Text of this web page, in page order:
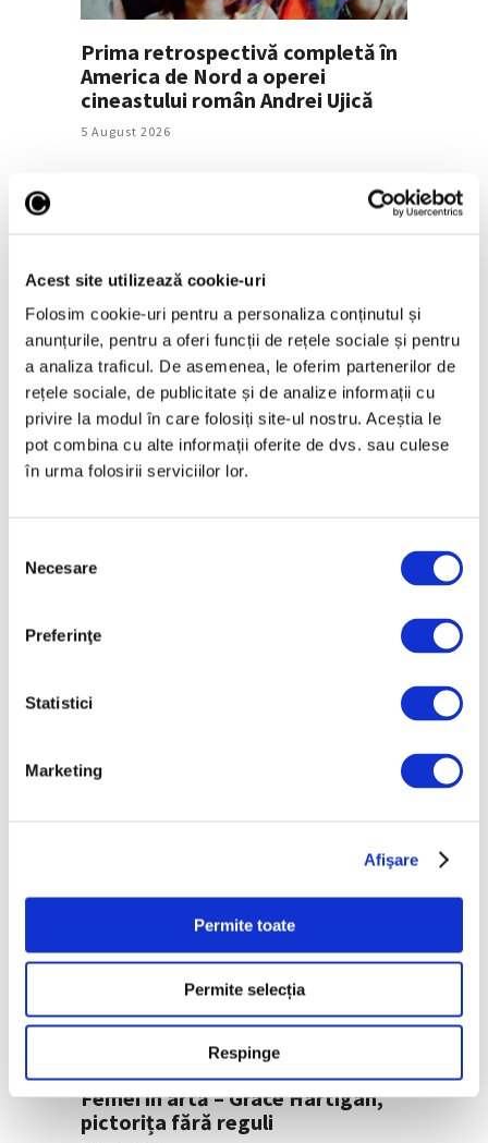
Acest site utilizează cookie-uri
Folosim cookie-uri pentru a personaliza conținutul și
anunțurile, pentru a oferi funcții de rețele sociale și pentru
a analiza traficul. De asemenea, le oferim partenerilor de
rețele sociale, de publicitate și de analize informații cu
privire la modul în care folosiți site-ul nostru. Aceștia le
pot combina cu alte informații oferite de dvs. sau culese
în urma folosirii serviciilor lor.
consimțământului
Necesare
Preferinţe
Statistici
Marketing
Afişare
Permite toate
Permite selecția
Respinge
Prima retrospectivă completă în
America de Nord a operei
cineastului român Andrei Ujică
5 August 2026
Arta grădinilor peisagistice, la
Palatul Versailles
4 August 2026
proiectat de Frank Gehry,
Femei în artă – Grace Hartigan,
pictorița fără reguli